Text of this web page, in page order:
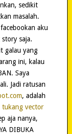
sedikit
masalah.
aku
saja.
galau yang
ini, kalau
Saya
Jadi ratusan
, adalah
tukang vector
aja nanya,
DIBUKA